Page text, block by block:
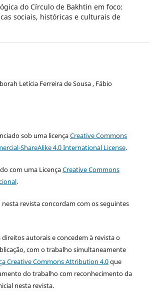
do Círculo de Bakhtin em foco:
sociais, históricas e culturais de
Letícia Ferreira de Sousa , Fábio
sob uma licençaCreative Commons
ShareAlike 4.0 International License.
com uma LicençaCreative Commons
.
revista concordam com os seguintes
autorais e concedem à revista o
com o trabalho simultaneamente
Creative Commons Attribution 4.0que
do trabalho com reconhecimento da
nesta revista.